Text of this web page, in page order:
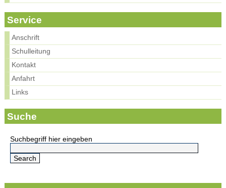
Service
Anschrift
Schulleitung
Kontakt
Anfahrt
Links
Suche
Suchbegriff hier eingeben